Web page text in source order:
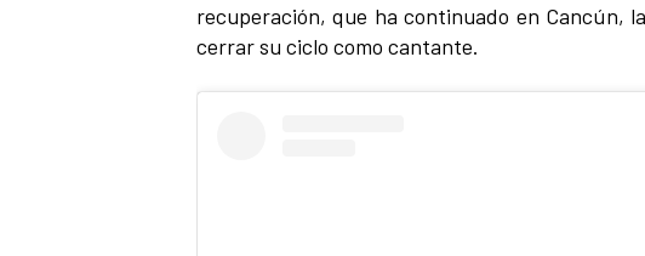
recuperación, que ha continuado en Cancún,
cerrar su ciclo como cantante.